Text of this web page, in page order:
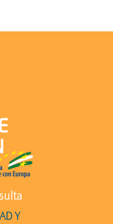
Y